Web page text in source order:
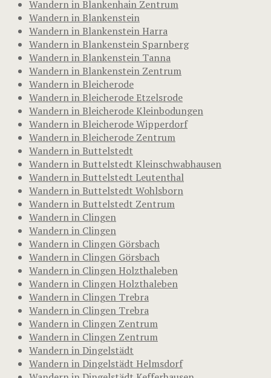
Wandern in Blankenhain Zentrum
Wandern in Blankenstein
Wandern in Blankenstein Harra
Wandern in Blankenstein Sparnberg
Wandern in Blankenstein Tanna
Wandern in Blankenstein Zentrum
Wandern in Bleicherode
Wandern in Bleicherode Etzelsrode
Wandern in Bleicherode Kleinbodungen
Wandern in Bleicherode Wipperdorf
Wandern in Bleicherode Zentrum
Wandern in Buttelstedt
Wandern in Buttelstedt Kleinschwabhausen
Wandern in Buttelstedt Leutenthal
Wandern in Buttelstedt Wohlsborn
Wandern in Buttelstedt Zentrum
Wandern in Clingen
Wandern in Clingen
Wandern in Clingen Görsbach
Wandern in Clingen Görsbach
Wandern in Clingen Holzthaleben
Wandern in Clingen Holzthaleben
Wandern in Clingen Trebra
Wandern in Clingen Trebra
Wandern in Clingen Zentrum
Wandern in Clingen Zentrum
Wandern in Dingelstädt
Wandern in Dingelstädt Helmsdorf